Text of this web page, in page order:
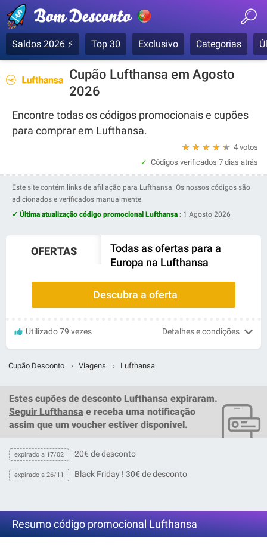
Saldos 2026 ⚡ Top 30 Exclusivo Categorias
Cupão Lufthansa em Agosto
2026
Encontre todas os códigos promocionais e cupões
para comprar em Lufthansa.
4 votos
★
★
★
★
★
Códigos verificados 7 dias atrás
Este site contém links de afiliação para Lufthansa. Os nossos códigos são
adicionados e verificados manualmente.
✓ Última atualização código promocional Lufthansa : 1 Agosto 2026
OFERTAS
Todas as ofertas para a
Europa na Lufthansa
Descubra a oferta
Utilizado 79 vezes Detalhes e condições
Cupão Desconto › Viagens › Lufthansa
Estes cupões de desconto Lufthansa expiraram.
Seguir Lufthansa e receba uma notificação
assim que um voucher estiver disponível.
expirado a 17/02 20€ de desconto
expirado a 26/11 Black Friday ! 30€ de desconto
Resumo código promocional Lufthansa